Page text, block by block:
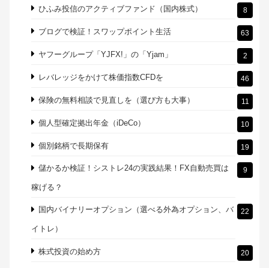
ひふみ投信のアクティブファンド（国内株式） 8
ブログで検証！スワップポイント生活 63
ヤフーグループ「YJFX!」の「Yjam」 2
レバレッジをかけて株価指数CFDを 46
保険の無料相談で見直しを（選び方も大事） 11
個人型確定拠出年金（iDeCo） 10
個別銘柄で長期保有 19
儲かるか検証！シストレ24の実践結果！FX自動売買は
稼げる？
9
国内バイナリーオプション（選べる外為オプション、バ
イトレ）
22
株式投資の始め方 20